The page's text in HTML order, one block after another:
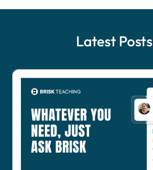
Latest Posts